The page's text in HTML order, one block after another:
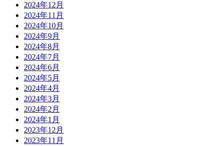
2024年12月
2024年11月
2024年10月
2024年9月
2024年8月
2024年7月
2024年6月
2024年5月
2024年4月
2024年3月
2024年2月
2024年1月
2023年12月
2023年11月